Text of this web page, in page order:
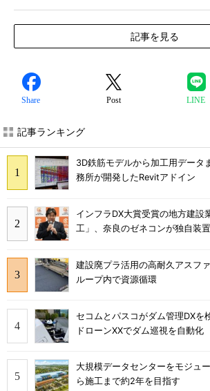
記事を見る
Share Post LINE
記事ランキング
3D鉄筋モデルから加工用データ
務所が開発したRevitアドイン
インフラDX大賞受賞の地方建設
工」、奈良のゼネコンが独自装
建設廃プラ活用の高耐久アスフ
ループ内で資源循環
セコムとパスコがダム管理DX
ドローンXXでダム巡視を自動化
大規模データセンターをモジュ
ら施工まで約2年を目指す